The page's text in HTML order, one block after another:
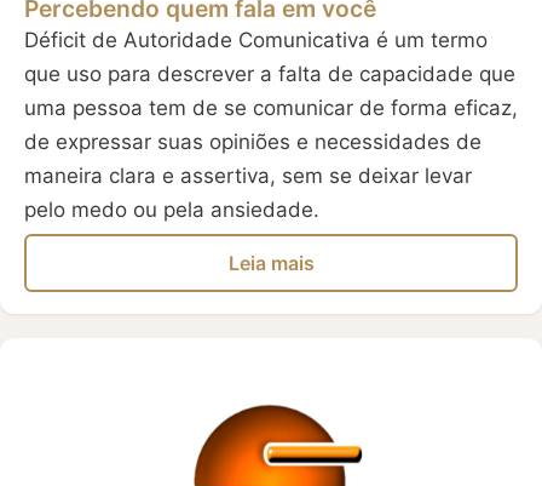
Percebendo quem fala em você
Déficit de Autoridade Comunicativa é um termo
que uso para descrever a falta de capacidade que
uma pessoa tem de se comunicar de forma eficaz,
de expressar suas opiniões e necessidades de
maneira clara e assertiva, sem se deixar levar
pelo medo ou pela ansiedade.
Leia mais